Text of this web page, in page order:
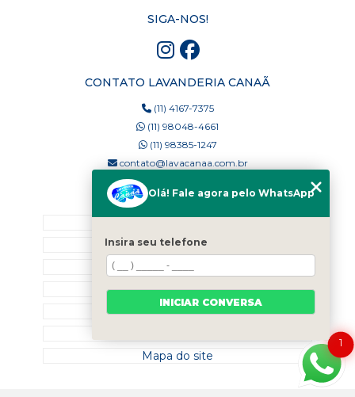
SIGA-NOS!
CONTATO LAVANDERIA CANAÃ
(11) 4167-7375
(11) 98048-4661
(11) 98385-1247
contato@lavacanaa.com.br
MENU
Quem Somos
Serviços
Contato
Mapa do site
1
Olá! Fale agora pelo WhatsApp
Insira seu telefone
INICIAR CONVERSA